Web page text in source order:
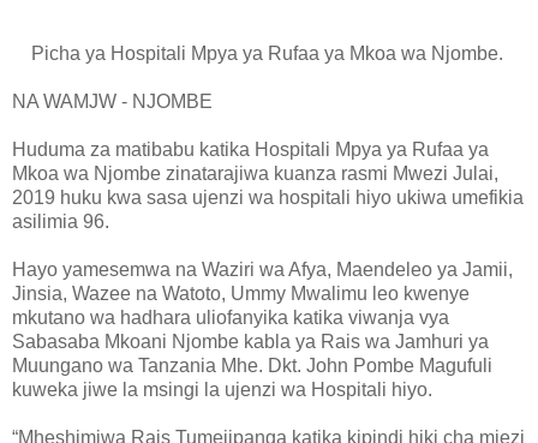
Picha ya Hospitali Mpya ya Rufaa ya Mkoa wa Njombe.
NA WAMJW - NJOMBE
Huduma za matibabu katika Hospitali Mpya ya Rufaa ya
Mkoa wa Njombe zinatarajiwa kuanza rasmi Mwezi Julai,
2019 huku kwa sasa ujenzi wa hospitali hiyo ukiwa umefikia
asilimia 96.
Hayo yamesemwa na Waziri wa Afya, Maendeleo ya Jamii,
Jinsia, Wazee na Watoto, Ummy Mwalimu leo kwenye
mkutano wa hadhara uliofanyika katika viwanja vya
Sabasaba Mkoani Njombe kabla ya Rais wa Jamhuri ya
Muungano wa Tanzania Mhe. Dkt. John Pombe Magufuli
kuweka jiwe la msingi la ujenzi wa Hospitali hiyo.
“Mheshimiwa Rais Tumejipanga katika kipindi hiki cha miezi